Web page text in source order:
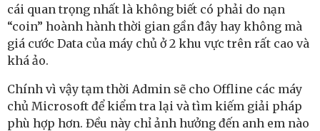
cái quan trọng nhất là không biết có phải do nạn
“coin” hoành hành thời gian gần đây hay không mà
giá cước Data của máy chủ ở 2 khu vực trên rất cao và
khá ảo.
Chính vì vậy tạm thời Admin sẽ cho Offline các máy
chủ Microsoft để kiểm tra lại và tìm kiếm giải pháp
phù hợp hơn. Đều này chỉ ảnh hưởng đến anh em nào